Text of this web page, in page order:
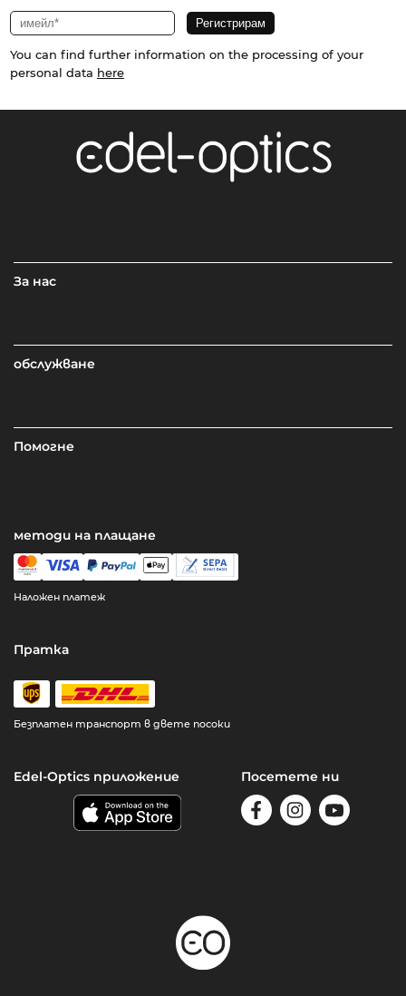
You can find further information on the processing of your
personal data here
За нас
обслужване
Помогне
методи на плащане
Наложен платеж
Пратка
Безплатен транспорт в двете посоки
Edel-Optics приложение Посетете ни